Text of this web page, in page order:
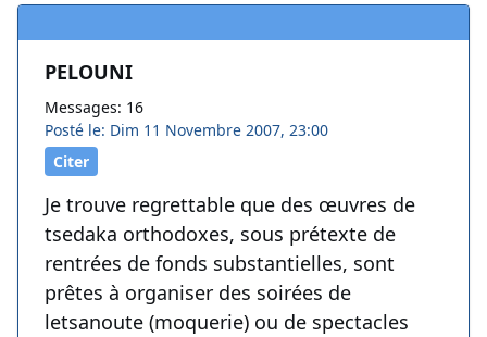
PELOUNI
Messages: 16
Posté le: Dim 11 Novembre 2007, 23:00
Citer
Je trouve regrettable que des œuvres de
tsedaka orthodoxes, sous prétexte de
rentrées de fonds substantielles, sont
prêtes à organiser des soirées de
letsanoute (moquerie) ou de spectacles